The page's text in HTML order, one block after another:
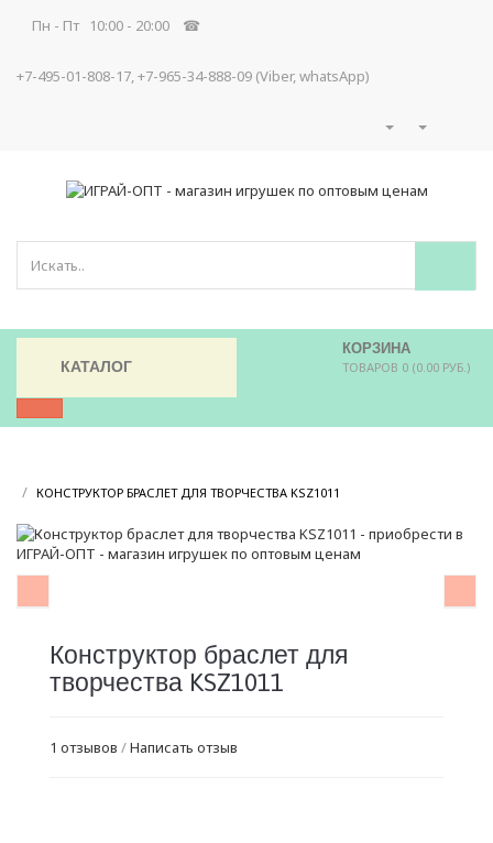
Пн - Пт 10:00 - 20:00 ☎
+7-495-01-808-17, +7-965-34-888-09 (Viber, whatsApp)
КОРЗИНА
ТОВАРОВ 0 (0.00 РУБ.)
КАТАЛОГ
/ КОНСТРУКТОР БРАСЛЕТ ДЛЯ ТВОРЧЕСТВА KSZ1011
Конструктор браслет для
творчества KSZ1011
1 отзывов /Написать отзыв